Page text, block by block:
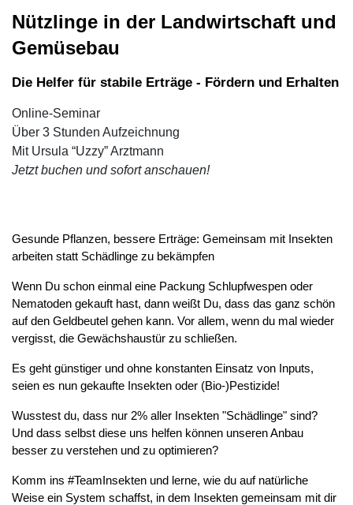
Nützlinge in der Landwirtschaft und
Gemüsebau
Die Helfer für stabile Erträge - Fördern und Erhalten
Online-Seminar
Über 3 Stunden Aufzeichnung
Mit Ursula “Uzzy” Arztmann
Jetzt buchen und sofort anschauen!
Gesunde Pflanzen, bessere Erträge: Gemeinsam mit Insekten
arbeiten statt Schädlinge zu bekämpfen
Wenn Du schon einmal eine Packung Schlupfwespen oder
Nematoden gekauft hast, dann weißt Du, dass das ganz schön
auf den Geldbeutel gehen kann. Vor allem, wenn du mal wieder
vergisst, die Gewächshaustür zu schließen.
Es geht günstiger und ohne konstanten Einsatz von Inputs,
seien es nun gekaufte Insekten oder (Bio-)Pestizide!
Wusstest du, dass nur 2% aller Insekten "Schädlinge" sind?
Und dass selbst diese uns helfen können unseren Anbau
besser zu verstehen und zu optimieren?
Komm ins #TeamInsekten und lerne, wie du auf natürliche
Weise ein System schaffst, in dem Insekten gemeinsam mit dir